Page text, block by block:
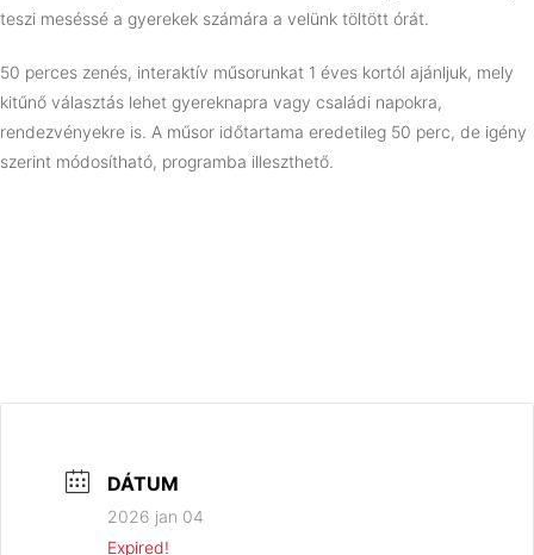
teszi meséssé a gyerekek számára a velünk töltött órát.
50 perces zenés, interaktív műsorunkat 1 éves kortól ajánljuk, mely
kitűnő választás lehet gyereknapra vagy családi napokra,
rendezvényekre is. A műsor időtartama eredetileg 50 perc, de igény
szerint módosítható, programba illeszthető.
DÁTUM
2026 jan 04
Expired!